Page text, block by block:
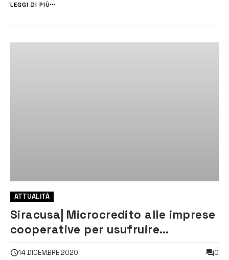
attività di supporto alle piccole e medie...
LEGGI DI PIÙ
ATTUALITÀ
Siracusa| Microcredito alle imprese
cooperative per usufruire
14 DICEMBRE 2020 0